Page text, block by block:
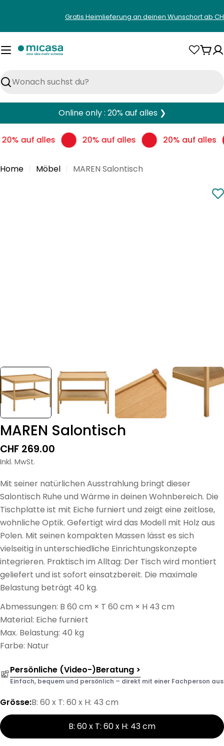
springen
Gratis Heimlieferung an deinen Wunschort ab
Suchen
Online only : 20% auf alles ❯
20% auf alles 20% auf alles 20% auf alles
Home Möbel MAREN Salontisch
MAREN Salontisch
Regulärer
Preis
CHF 269.00
Inkl. MwSt.
Mit seiner natürlichen Ausstrahlung bringt dieser
Salontisch Ruhe und Wärme in deinen Wohnbereich. Die
Tischplatte ist mit Eiche furniert und zeigt eine zeitlose,
wohnliche Optik. Gefertigt wird das Modell mit Holz aus
Polen. Mit seinen kompakten Massen lässt es sich
vielseitig in unterschiedliche Einrichtungskonzepte
integrieren. Praktisch im Alltag: Der Tisch wird montiert
geliefert und ist sofort einsatzbereit. Die maximale
Belastung beträgt 40 kg.
Abmessungen: B 60 cm × T 60 cm × H 43 cm
Material: Eiche furniert
Max. Belastung: 40 kg
Farbe: Natur
Persönliche (Video-)Beratung >
Einfach, bequem und persönlich – direkt mit einer Fachperson aus
Grösse:B: 60 x T: 60 x H: 43 cm
B: 60 x T: 60 x H: 43 cm